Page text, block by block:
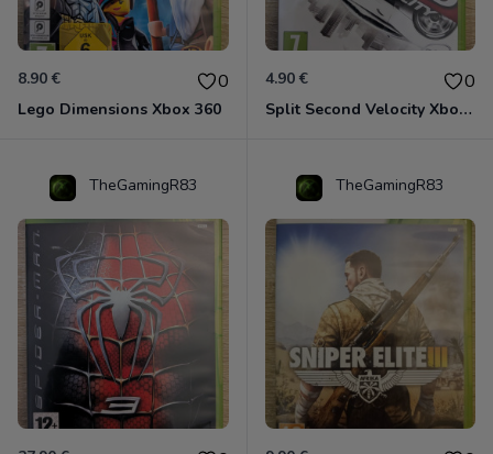
8.90 € 0
Lego Dimensions Xbox 360
4.90 € 0
Split Second Velocity Xbox 360
TheGamingR83 TheGamingR83